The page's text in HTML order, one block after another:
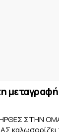
ΣΤΗΝ